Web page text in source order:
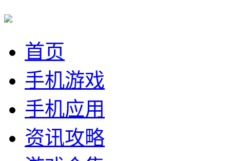
首页
手机游戏
手机应用
资讯攻略